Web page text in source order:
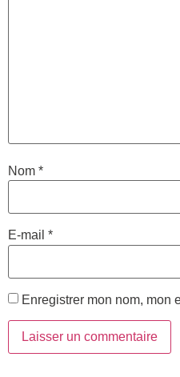
Nom *
E-mail *
Enregistrer mon nom, mon